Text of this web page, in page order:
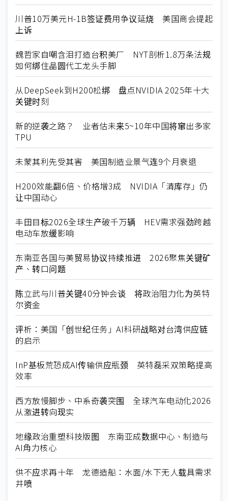
川普10万美元H-1B签证费用争议延烧 美国商会提起
上诉
魏哲家自嘲含泪打造台积美厂 NYT剖析1.8万条法规
如何绑住晶圆代工龙头手脚
从DeepSeek到H200松绑 盘点NVIDIA 2025年十大
关键时刻
新的逆袭之路？ 业者估未来5~10年中国将窜出多家
TPU
未蒙其利先受其害 美国制造业景气连9个月衰退
H200效能翻6倍、价格增3成 NVIDIA「清库存」仍
让中国动心
丰田目标2026全球生产破千万辆 HEV需求强劲跨越
电动车放缓影响
东南亚各国与美贸易协议持续推进 2026聚焦关键矿
产、转口问题
陈立武与川普关键40分钟会谈 将政治阻力化为英特
尔资金
评析：美国「创世纪任务」AI科研战略对台湾供应链
的启示
InP基板荒恐成AI传输供应瓶颈 英特磊采双策略提高
效率
西方放慢脚步、中系奇袭突围 全球汽车电动化2026
从激进转向现实
地缘政治重塑科技版图 东南亚成数据中心、制造与
AI角力核心
供不应求再十年 龙德造船：水面/水下无人载具需求
井喷